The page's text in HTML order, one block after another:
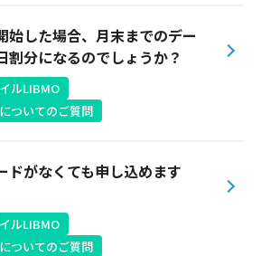
ラシ
始した場合、月末までのデー
割分になるのでしょうか？
ルLIBMO
ついてのご質問
ドがなくても申し込めます
ルLIBMO
ついてのご質問